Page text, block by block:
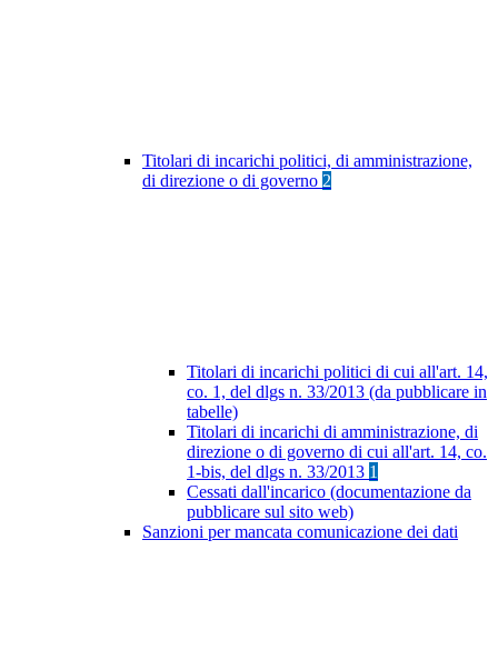
Titolari di incarichi politici, di amministrazione,
di direzione o di governo 2
Titolari di incarichi politici di cui all'art. 14,
co. 1, del dlgs n. 33/2013 (da pubblicare in
tabelle)
Titolari di incarichi di amministrazione, di
direzione o di governo di cui all'art. 14, co.
1-bis, del dlgs n. 33/2013 1
Cessati dall'incarico (documentazione da
pubblicare sul sito web)
Sanzioni per mancata comunicazione dei dati